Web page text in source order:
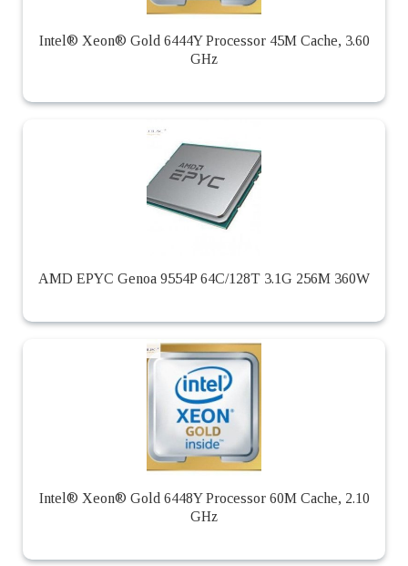
Intel® Xeon® Gold 6444Y Processor 45M Cache, 3.60
GHz
AMD EPYC Genoa 9554P 64C/128T 3.1G 256M 360W
Intel® Xeon® Gold 6448Y Processor 60M Cache, 2.10
GHz